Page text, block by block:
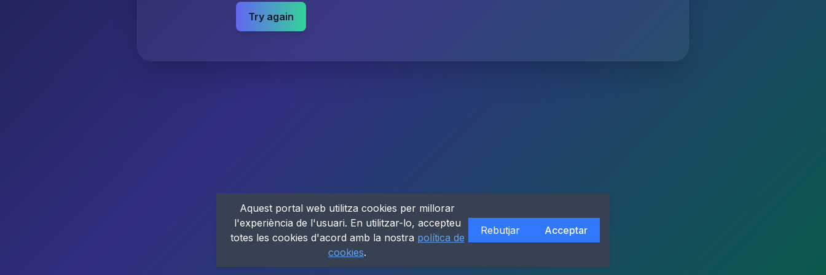
Try again
Aquest portal web utilitza cookies per millorar
l'experiència de l'usuari. En utilitzar-lo, accepteu
totes les cookies d'acord amb la nostra política de
cookies.
Rebutjar Acceptar